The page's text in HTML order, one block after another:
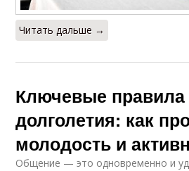
Читать дальше →
Ключевые правила
долголетия: как
молодость и
Общение — это одновременно и